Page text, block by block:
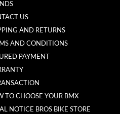
US
AND RETURNS
AND CONDITIONS
PAYMENT
TO CHOOSE YOUR BMX
NOTICE BROS BIKE STORE